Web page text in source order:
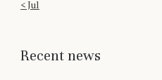
« Jul
Recent news